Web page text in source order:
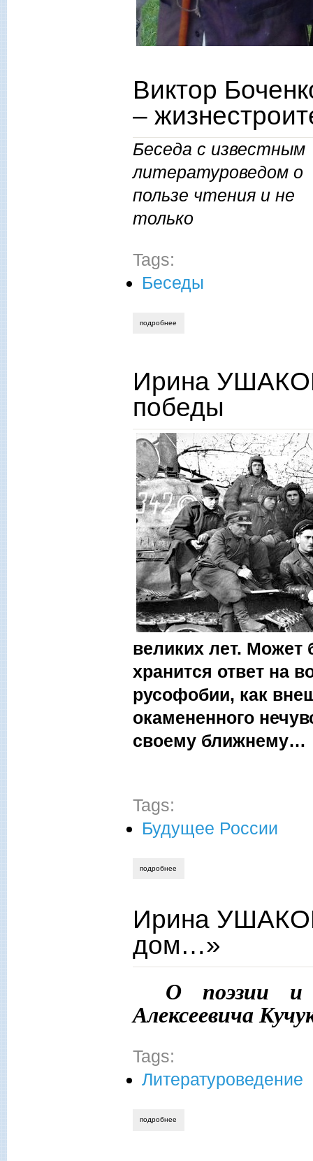
Виктор
–
Беседа с известным
литературоведом о
пользе чтения и не
только
Tags:
Беседы
подробнее
Ирина
победы
великих лет. Может
хранится ответ на
русофобии, как
окамененного
своему ближнему…
Tags:
Будущее России
подробнее
Ирина
дом…»
О поэзии и
Алексеевича
Tags:
Литературоведение
подробнее